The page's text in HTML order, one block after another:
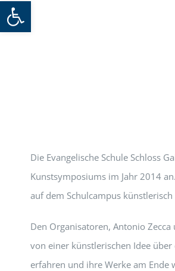
Werkzeugleiste öffnen
Die Evangelische Schule Schloss
Kunstsymposiums im Jahr 2014
auf dem Schulcampus
Den Organisatoren, Antonio
von einer künstlerischen Idee
erfahren und ihre Werke am Ende